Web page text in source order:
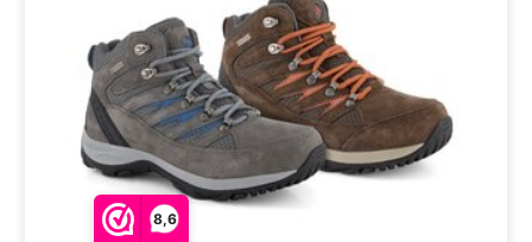
8,6